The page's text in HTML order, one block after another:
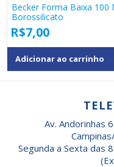
Becker Forma Baixa 100
Borossilicato
R$7,00
Adicionar ao carrinho
Av. Andorinhas
Segunda a Sexta das